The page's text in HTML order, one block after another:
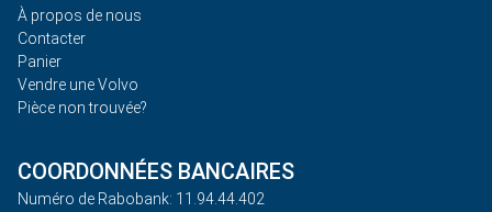
À propos de nous
Contacter
Panier
Vendre une Volvo
Pièce non trouvée?
COORDONNÉES BANCAIRES
Numéro de Rabobank: 11.94.44.402